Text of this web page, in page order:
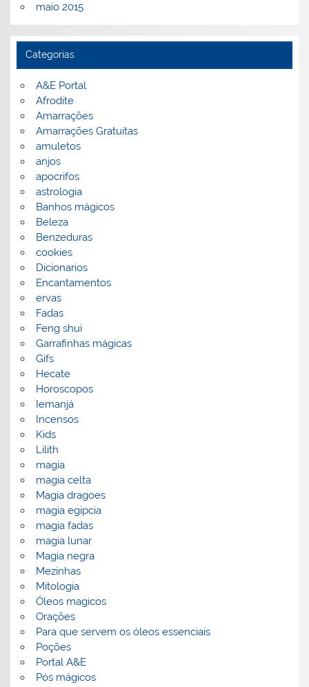
maio 2015
Categorias
A&E Portal
Afrodite
Amarrações
Amarrações Gratuitas
amuletos
anjos
apocrifos
astrologia
Banhos mágicos
Beleza
Benzeduras
cookies
Dicionarios
Encantamentos
ervas
Fadas
Feng shui
Garrafinhas mágicas
Gifs
Hecate
Horoscopos
Iemanjá
Incensos
Kids
Lilith
magia
magia celta
Magia dragoes
magia egipcia
magia fadas
magia lunar
Magia negra
Mezinhas
Mitologia
Óleos magicos
Orações
Para que servem os óleos essenciais
Poções
Portal A&E
Pós mágicos